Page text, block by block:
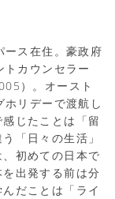
ース在住。豪政府
カウンセラー
）。オースト
リデーで渡航し
じたことは「留
「日々の生活」
初めての日本で
出発する前は分
だことは「ライ